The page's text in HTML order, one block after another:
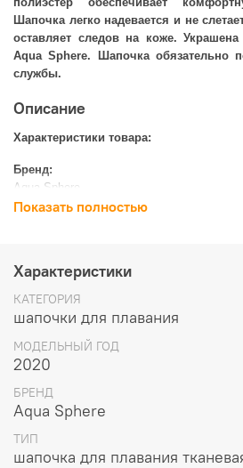
Шапочка легко надевается и не
оставляет следов на коже.
Aqua Sphere. Шапочка обязательно
службы.
Описание
Характеристики товара:
Бренд:
Aqua Sphere
Предназначение:
Форма:
Тип:
панельная
Показать полностью
Характеристики
КАТЕГОРИЯ
шапочки для плавания
МОДЕЛЬНЫЙ ГОД
2020
БРЕНД
Aqua Sphere
ТИП
шапочка для плавания